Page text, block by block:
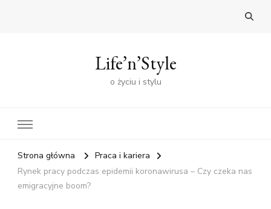
Life’n’Style
o życiu i stylu
Strona główna
Praca i kariera
Rynek pracy podczas epidemii koronawirusa – Czy czeka nas
emigracyjne boom?